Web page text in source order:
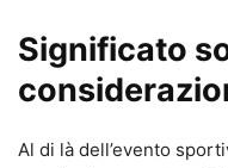
Significato
Al di là dell’evento